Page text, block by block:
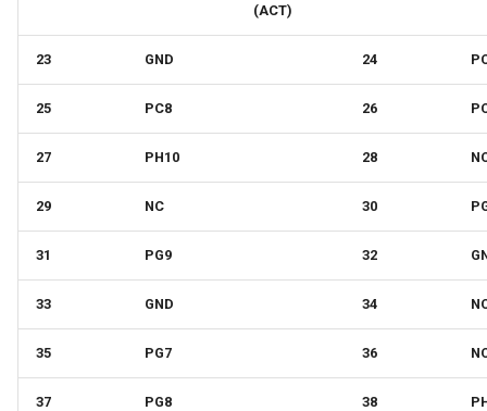
(ACT)
23 GND 24
25 PC8 26
27 PH10 28
29 NC 30
31 PG9 32
33 GND 34
35 PG7 36
37 PG8 38